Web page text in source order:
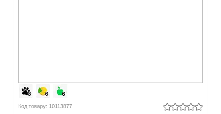
Код товару: 10113877